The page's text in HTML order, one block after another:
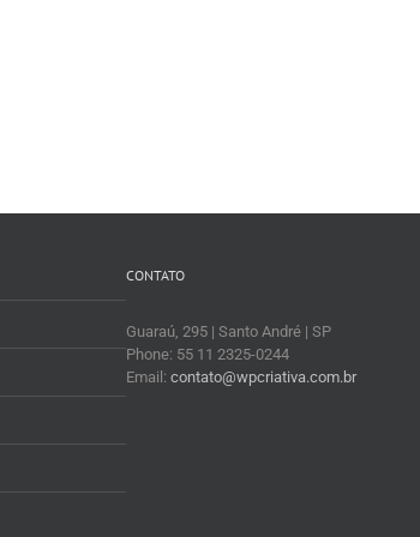
CONTATO
Guaraú, 295 | Santo André | SP
Phone: 55 11 2325-0244
Email:contato@wpcriativa.com.br